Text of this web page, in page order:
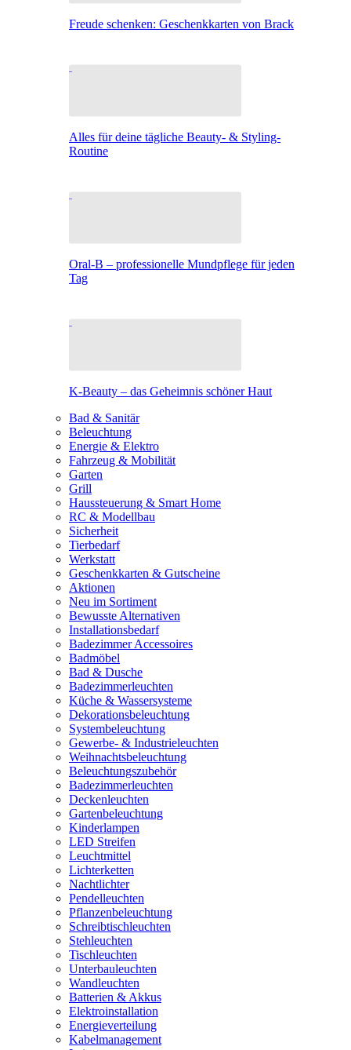
Freude schenken: Geschenkkarten von Brack
Alles für deine tägliche Beauty- & Styling-
Routine
Oral-B – professionelle Mundpflege für jeden
Tag
K-Beauty – das Geheimnis schöner Haut
Bad & Sanitär
Beleuchtung
Energie & Elektro
Fahrzeug & Mobilität
Garten
Grill
Haussteuerung & Smart Home
RC & Modellbau
Sicherheit
Tierbedarf
Werkstatt
Geschenkkarten & Gutscheine
Aktionen
Neu im Sortiment
Bewusste Alternativen
Installationsbedarf
Badezimmer Accessoires
Badmöbel
Bad & Dusche
Badezimmerleuchten
Küche & Wassersysteme
Dekorationsbeleuchtung
Systembeleuchtung
Gewerbe- & Industrieleuchten
Weihnachtsbeleuchtung
Beleuchtungszubehör
Badezimmerleuchten
Deckenleuchten
Gartenbeleuchtung
Kinderlampen
LED Streifen
Leuchtmittel
Lichterketten
Nachtlichter
Pendelleuchten
Pflanzenbeleuchtung
Schreibtischleuchten
Stehleuchten
Tischleuchten
Unterbauleuchten
Wandleuchten
Batterien & Akkus
Elektroinstallation
Energieverteilung
Kabelmanagement